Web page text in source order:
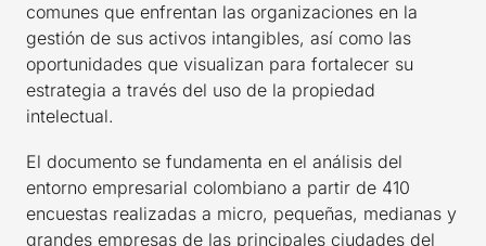
comunes que enfrentan las organizaciones en la
gestión de sus activos intangibles, así como las
oportunidades que visualizan para fortalecer su
estrategia a través del uso de la propiedad
intelectual.
El documento se fundamenta en el análisis del
entorno empresarial colombiano a partir de 410
encuestas realizadas a micro, pequeñas, medianas y
grandes empresas de las principales ciudades del